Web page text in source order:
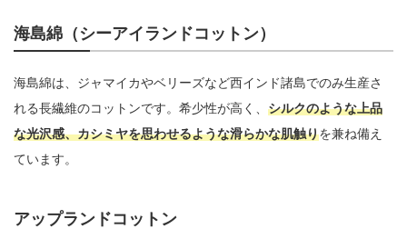
海島綿（シーアイランドコットン）
海島綿は、ジャマイカやベリーズなど西インド諸島でのみ生産さ
れる長繊維のコットンです。希少性が高く、 シルクのような上品
な光沢感、カシミヤを思わせるような滑らかな肌触りを兼ね備え
ています。
アップランドコットン